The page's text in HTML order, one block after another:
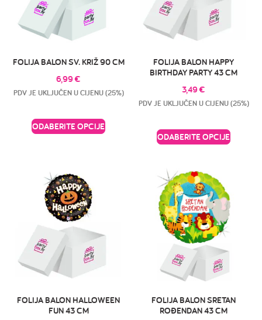
FOLIJA BALON SV. KRIŽ 90 CM
6,99€
PDV JE UKLJUČEN U CIJENU (25%)
ODABERITE OPCIJE
FOLIJA BALON HAPPY
BIRTHDAY PARTY 43 CM
3,49€
PDV JE UKLJUČEN U CIJENU (25%)
ODABERITE OPCIJE
FOLIJA BALON HALLOWEEN
FUN 43 CM
FOLIJA BALON SRETAN
ROĐENDAN 43 CM